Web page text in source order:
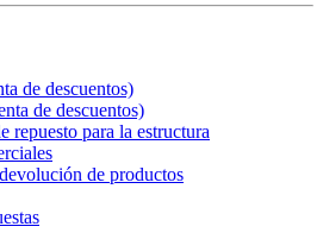
de descuentos)
de descuentos)
repuesto para la estructura
de productos